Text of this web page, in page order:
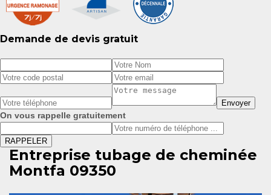
Demande de devis gratuit
On vous rappelle gratuitement
Entreprise tubage de cheminée
Montfa 09350